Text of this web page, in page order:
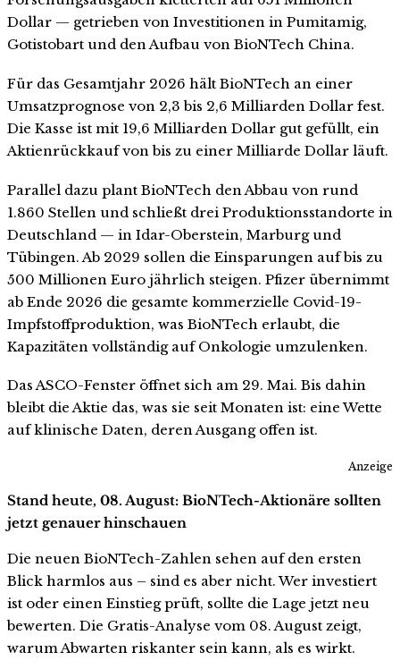
Dollar — getrieben von Investitionen in Pumitamig,
Gotistobart und den Aufbau von BioNTech China.
Für das Gesamtjahr 2026 hält BioNTech an einer
Umsatzprognose von 2,3 bis 2,6 Milliarden Dollar fest.
Die Kasse ist mit 19,6 Milliarden Dollar gut gefüllt, ein
Aktienrückkauf von bis zu einer Milliarde Dollar läuft.
Parallel dazu plant BioNTech den Abbau von rund
1.860 Stellen und schließt drei Produktionsstandorte in
Deutschland — in Idar-Oberstein, Marburg und
Tübingen. Ab 2029 sollen die Einsparungen auf bis zu
500 Millionen Euro jährlich steigen. Pfizer übernimmt
ab Ende 2026 die gesamte kommerzielle Covid-19-
Impfstoffproduktion, was BioNTech erlaubt, die
Kapazitäten vollständig auf Onkologie umzulenken.
Das ASCO-Fenster öffnet sich am 29. Mai. Bis dahin
bleibt die Aktie das, was sie seit Monaten ist: eine Wette
auf klinische Daten, deren Ausgang offen ist.
Anzeige
Stand heute, 08. August: BioNTech-Aktionäre sollten
jetzt genauer hinschauen
Die neuen BioNTech-Zahlen sehen auf den ersten
Blick harmlos aus – sind es aber nicht. Wer investiert
ist oder einen Einstieg prüft, sollte die Lage jetzt neu
bewerten. Die Gratis-Analyse vom 08. August zeigt,
warum Abwarten riskanter sein kann, als es wirkt.